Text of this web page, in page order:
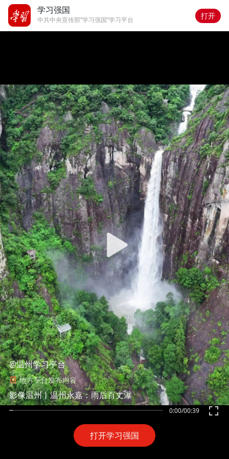
学习强国
中共中央宣传部“学习强国”学习平台 打开
打开学习强国
0:00/00:39
@温州学习平台
地方平台发布内容
影像温州丨温州永嘉：雨后百丈瀑